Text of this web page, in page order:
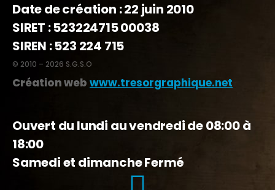
Date de création : 22 juin 2010
SIRET : 523224715 00038
SIREN : 523 224 715
© 2010 – 2026 S.G.S.O
Création web www.tresorgraphique.net
Ouvert du lundi au vendredi de 08:00 à
18:00
Samedi et dimanche Fermé